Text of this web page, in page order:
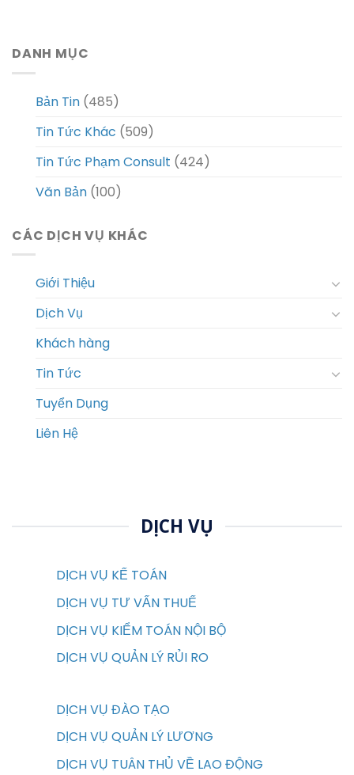
DANH MỤC
Bản Tin (485)
Tin Tức Khác (509)
Tin Tức Phạm Consult (424)
Văn Bản (100)
CÁC DỊCH VỤ KHÁC
Giới Thiệu
Dịch Vụ
Khách hàng
Tin Tức
Tuyển Dụng
Liên Hệ
DỊCH VỤ
DỊCH VỤ KẾ TOÁN
DỊCH VỤ TƯ VẤN THUẾ
DỊCH VỤ KIỂM TOÁN NỘI BỘ
DỊCH VỤ QUẢN LÝ RỦI RO
DỊCH VỤ ĐÀO TẠO
DỊCH VỤ QUẢN LÝ LƯƠNG
DỊCH VỤ TUÂN THỦ VỀ LAO ĐỘNG